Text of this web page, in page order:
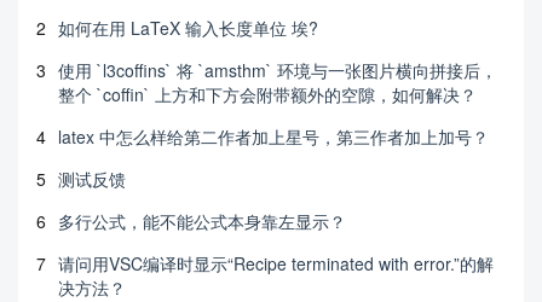
2 如何在用 LaTeX 输入长度单位 埃?
3 使用 `l3coffins` 将 `amsthm` 环境与一张图片横向拼接后，
整个 `coffin` 上方和下方会附带额外的空隙，如何解决？
4 latex 中怎么样给第二作者加上星号，第三作者加上加号？
5 测试反馈
6 多行公式，能不能公式本身靠左显示？
7 请问用VSC编译时显示“Recipe terminated with error.”的解
决方法？